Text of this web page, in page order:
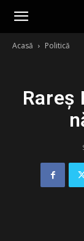
Acasă Politică
Rareș